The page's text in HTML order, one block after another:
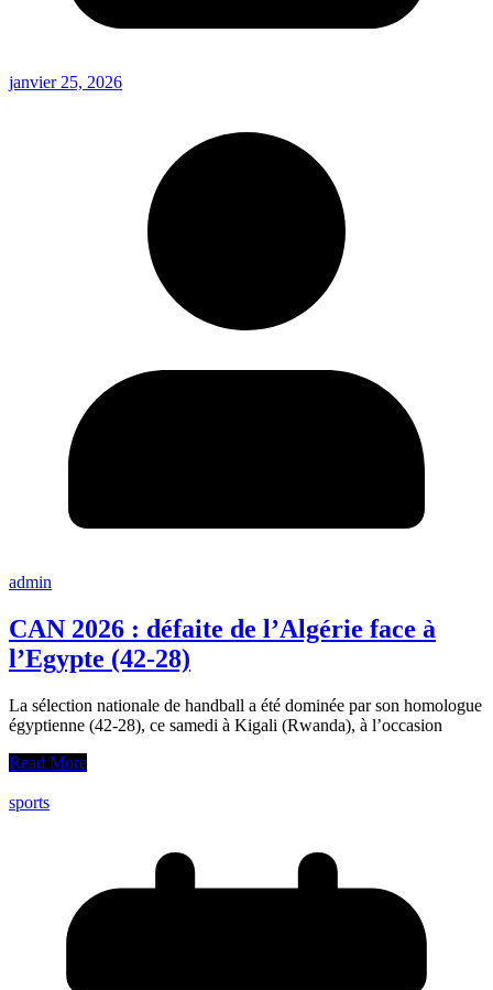
janvier 25, 2026
admin
CAN 2026 : défaite de l’Algérie face à
l’Egypte (42-28)
La sélection nationale de handball a été dominée par son homologue
égyptienne (42-28), ce samedi à Kigali (Rwanda), à l’occasion
Read More
sports